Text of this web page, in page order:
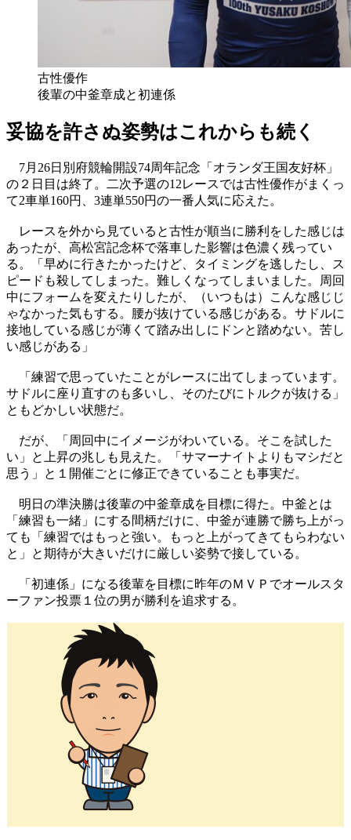
古性優作
後輩の中釜章成と初連係
妥協を許さぬ姿勢はこれからも続く
7月26日別府競輪開設74周年記念「オランダ王国友好杯」
の２日目は終了。二次予選の12レースでは古性優作がまくっ
て2車単160円、3連単550円の一番人気に応えた。
レースを外から見ていると古性が順当に勝利をした感じは
あったが、高松宮記念杯で落車した影響は色濃く残ってい
る。「早めに行きたかったけど、タイミングを逃したし、ス
ピードも殺してしまった。難しくなってしまいました。周回
中にフォームを変えたりしたが、（いつもは）こんな感じじ
ゃなかった気もする。腰が抜けている感じがある。サドルに
接地している感じが薄くて踏み出しにドンと踏めない。苦し
い感じがある」
「練習で思っていたことがレースに出てしまっています。
サドルに座り直すのも多いし、そのたびにトルクが抜ける」
ともどかしい状態だ。
だが、「周回中にイメージがわいている。そこを試した
い」と上昇の兆しも見えた。「サマーナイトよりもマシだと
思う」と１開催ごとに修正できていることも事実だ。
明日の準決勝は後輩の中釜章成を目標に得た。中釜とは
「練習も一緒」にする間柄だけに、中釜が連勝で勝ち上がっ
ても「練習ではもっと強い。もっと上がってきてもらわない
と」と期待が大きいだけに厳しい姿勢で接している。
「初連係」になる後輩を目標に昨年のＭＶＰでオールスタ
ーファン投票１位の男が勝利を追求する。